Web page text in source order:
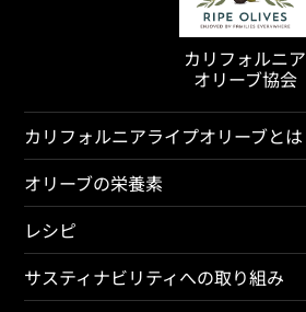
カリフォルニア
オリーブ協会
カリフォルニアライプオリーブとは
オリーブの栄養素
レシピ
サスティナビリティへの取り組み